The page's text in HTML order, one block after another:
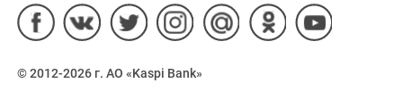
© 2012-2026 г. АО «Kaspi Bank»